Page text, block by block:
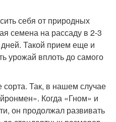
себя от природных
семена на рассаду в 2-3
Такой прием еще и
урожай вплоть до самого
Так, в нашем случае
Когда «Гном» и
он продолжал развивать